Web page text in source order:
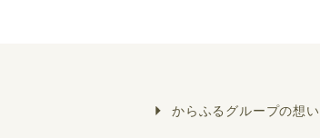
からふるグループの想い